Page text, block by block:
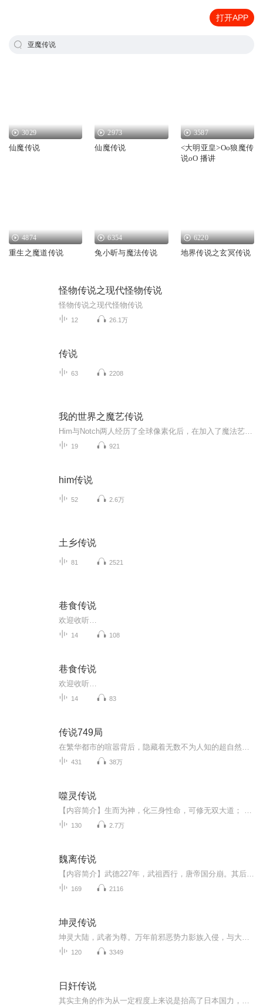
打开APP
亚魔传说
3029
仙魔传说
2973
仙魔传说
3587
<大明亚皇>Oo狼魔传
说oO 播讲
4874
重生之魔道传说
6354
兔小昕与魔法传说
6220
地界传说之玄冥传说
怪物传说之现代怪物传说
怪物传说之现代怪物传说
12 26.1万
传说
63 2208
我的世界之魔艺传说
19 921
him传说
52 2.6万
土乡传说
81 2521
巷食传说
欢迎收听…
14 108
巷食传说
欢迎收听…
14 83
传说749局
431 38万
噬灵传说
130 2.7万
魏离传说
169 2116
坤灵传说
120 3349
日奸传说